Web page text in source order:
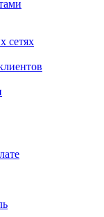
сетях